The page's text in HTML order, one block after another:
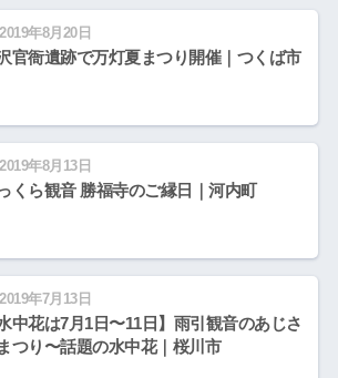
2019年8月20日
官衙遺跡で万灯夏まつり開催｜つくば市
2019年8月13日
くら観音 勝福寺のご縁日｜河内町
2019年7月13日
水中花は7月1日〜11日】雨引観音のあじさ
つり〜話題の水中花｜桜川市